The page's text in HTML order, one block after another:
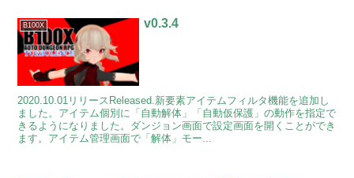
B100X v0.3.4
2020.10.01リリースReleased.新要素アイテムフィルタ機能を追加し
ました。アイテム個別に「自動解体」「自動仮保護」の動作を指定で
きるようになりました。ダンジョン画面で設定画面を開くことができ
ます。アイテム管理画面で「解体」モー...